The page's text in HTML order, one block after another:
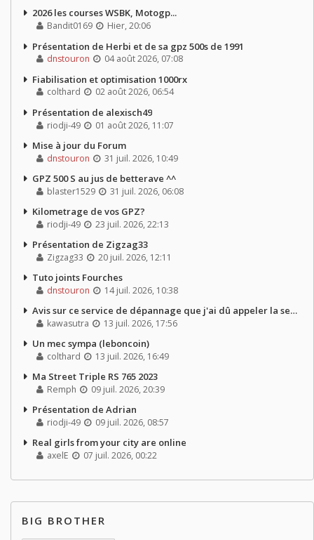
2026 les courses WSBK, Motogp...
Bandit0169 Hier, 20:06
Présentation de Herbi et de sa gpz 500s de 1991
dnstouron 04 août 2026, 07:08
Fiabilisation et optimisation 1000rx
colthard 02 août 2026, 06:54
Présentation de alexisch49
riodji-49 01 août 2026, 11:07
Mise à jour du Forum
dnstouron 31 juil. 2026, 10:49
GPZ 500 S au jus de betterave ^^
blaster1529 31 juil. 2026, 06:08
Kilometrage de vos GPZ?
riodji-49 23 juil. 2026, 22:13
Présentation de Zigzag33
Zigzag33 20 juil. 2026, 12:11
Tuto joints Fourches
dnstouron 14 juil. 2026, 10:38
Avis sur ce service de dépannage que j'ai dû appeler la semaine dernière
kawasutra 13 juil. 2026, 17:56
Un mec sympa (leboncoin)
colthard 13 juil. 2026, 16:49
Ma Street Triple RS 765 2023
Remph 09 juil. 2026, 20:39
Présentation de Adrian
riodji-49 09 juil. 2026, 08:57
Real girls from your city are online
axelE 07 juil. 2026, 00:22
BIG BROTHER